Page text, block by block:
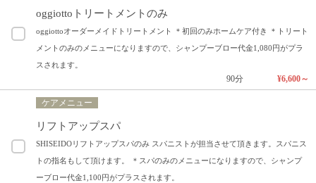
oggiottoトリートメントのみ
oggiottoオーダーメイドトリートメント ＊初回のみホームケア付き ＊トリート
メントのみのメニューになりますので、シャンプーブロー代金1,080円がプラ
スされます。
90分 ¥6,600～
ケアメニュー
リフトアップスパ
SHISEIDOリフトアップスパのみ スパニストが担当させて頂きます。スパニス
トの指名もして頂けます。 ＊スパのみのメニューになりますので、シャンプ
ーブロー代金1,100円がプラスされます。